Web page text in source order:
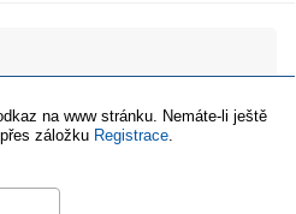
na www stránku. Nemáte-li ještě
záložku Registrace